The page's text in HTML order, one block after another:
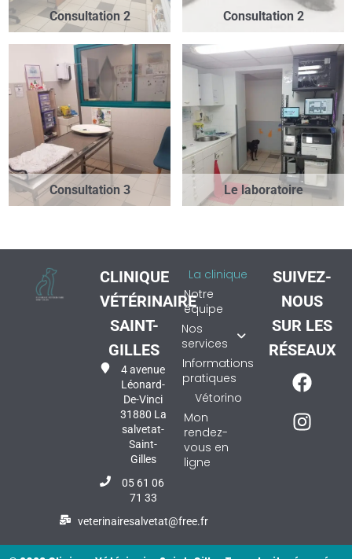
Consultation 2 Consultation 2
Consultation 3 Le laboratoire
CLINIQUE
VÉTÉRINAIRE
SAINT-
GILLES
4 avenue
Léonard-
De-Vinci
31880 La
salvetat-
Saint-
Gilles
05 61 06
71 33
veterinairesalvetat@free.fr
La clinique
Notre
équipe
Nos
services
Informations
pratiques
Vétorino
Mon
rendez-
vous en
ligne
SUIVEZ-
NOUS
SUR LES
RÉSEAUX